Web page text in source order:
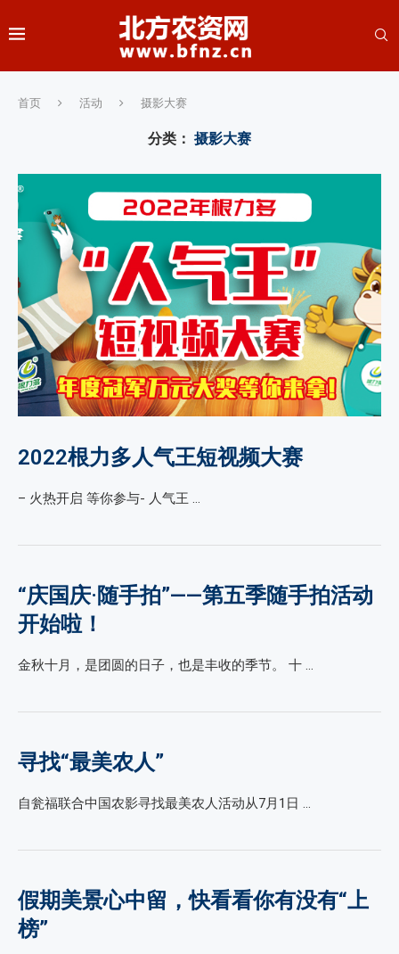
首页 活动 摄影大赛
分类： 摄影大赛
2022根力多人气王短视频大赛
– 火热开启 等你参与- 人气王 …
“庆国庆·随手拍”——第五季随手拍活动
开始啦！
金秋十月，是团圆的日子，也是丰收的季节。 十 …
寻找“最美农人”
自瓮福联合中国农影寻找最美农人活动从7月1日 …
假期美景心中留，快看看你有没有“上
榜”